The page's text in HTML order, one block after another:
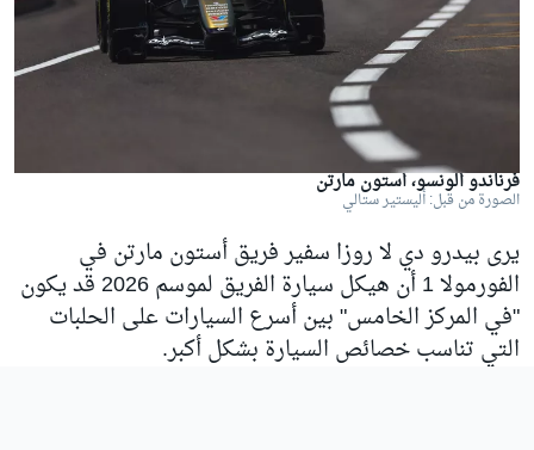
فرناندو ألونسو، أستون مارتن
الصورة من قبل: أليستير ستالي
يرى بيدرو دي لا روزا سفير فريق أستون مارتن في
الفورمولا 1 أن هيكل سيارة الفريق لموسم 2026 قد يكون
"في المركز الخامس" بين أسرع السيارات على الحلبات
التي تناسب خصائص السيارة بشكل أكبر.